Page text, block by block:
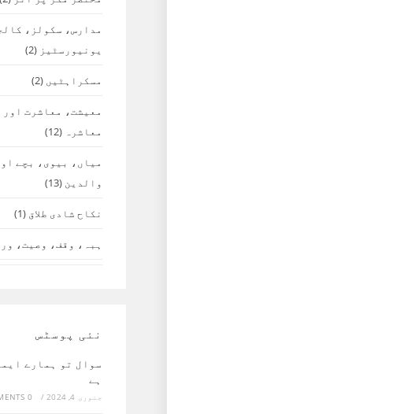
مدارس، سکولز،
یونیورسٹیز (2)
مسکراہٹیں (2)
معیشت، معاشرت اور
معاشرہ (12)
میاں، بیوی، بچے
والدین (13)
نکاح شادی طلاق (1)
ہبہ، وقف، وصیت،
نئی پوسٹس
سوال تو ہمارے
ہے
جنوری 4, 2024 /
0 COMMENTS